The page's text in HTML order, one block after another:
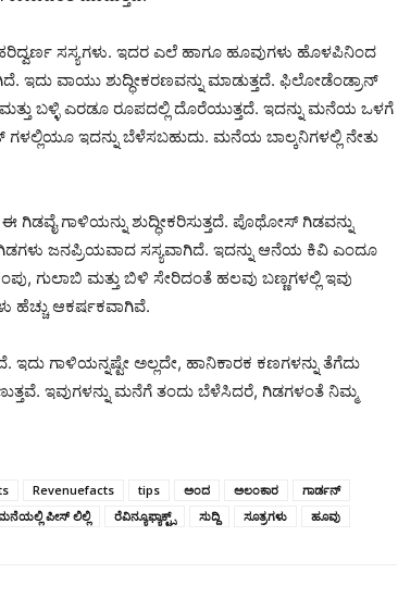
ಸಸ್ಯಗಳು. ಇದರ ಎಲೆ ಹಾಗೂ ಹೂವುಗಳು ಹೊಳಪಿನಿಂದ
ಇದು ವಾಯು ಶುದ್ಧೀಕರಣವನ್ನು ಮಾಡುತ್ತದೆ. ಫಿಲೋಡೆಂಡ್ರಾನ್
ಬಳ್ಳಿ ಎರಡೂ ರೂಪದಲ್ಲಿ ದೊರೆಯುತ್ತದೆ. ಇದನ್ನು ಮನೆಯ ಒಳಗೆ
ಇದನ್ನು ಬೆಳೆಸಬಹುದು. ಮನೆಯ ಬಾಲ್ಕನಿಗಳಲ್ಲಿ ನೇತು
ಗಾಳಿಯನ್ನು ಶುದ್ಧೀಕರಿಸುತ್ತದೆ. ಪೊಥೋಸ್ ಗಿಡವನ್ನು
ಜನಪ್ರಿಯವಾದ ಸಸ್ಯವಾಗಿದೆ. ಇದನ್ನು ಆನೆಯ ಕಿವಿ ಎಂದೂ
ಗುಲಾಬಿ ಮತ್ತು ಬಿಳಿ ಸೇರಿದಂತೆ ಹಲವು ಬಣ್ಣಗಳಲ್ಲಿ ಇವು
ಹೆಚ್ಚು ಆಕರ್ಷಕವಾಗಿವೆ.
ಗಾಳಿಯನ್ನಷ್ಟೇ ಅಲ್ಲದೇ, ಹಾನಿಕಾರಕ ಕಣಗಳನ್ನು ತೆಗೆದು
ಇವುಗಳನ್ನು ಮನೆಗೆ ತಂದು ಬೆಳೆಸಿದರೆ, ಗಿಡಗಳಂತೆ ನಿಮ್ಮ
Revenuefacts tips ಅಂದ ಅಲಂಕಾರ
ಗಾರ್ಡನ್
ಪೀಸ್ ಲಿಲ್ಲಿ ರೆವಿನ್ಯೂಫ್ಯಾಕ್ಟ್ಸ್ ಸುದ್ದಿ ಸೂತ್ರಗಳು ಹೂವು